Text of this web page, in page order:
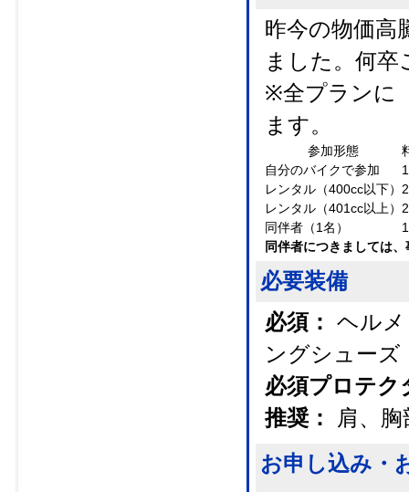
昨今の物価高
ました。何
※全プランに
ます。
参加形態
自分のバイクで参加
レンタル（400cc以下）
レンタル（401cc以上）
同伴者（1名）
同伴者につきましては
必要装備
必須： ヘル
ングシューズ
必須プロテ
推奨：
肩、
お申し込み・